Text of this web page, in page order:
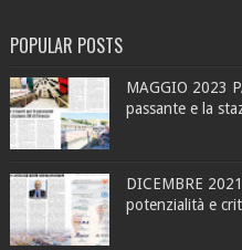
POPULAR POSTS
MAGGIO 2023
passante e la
DICEMBRE
potenzialità e